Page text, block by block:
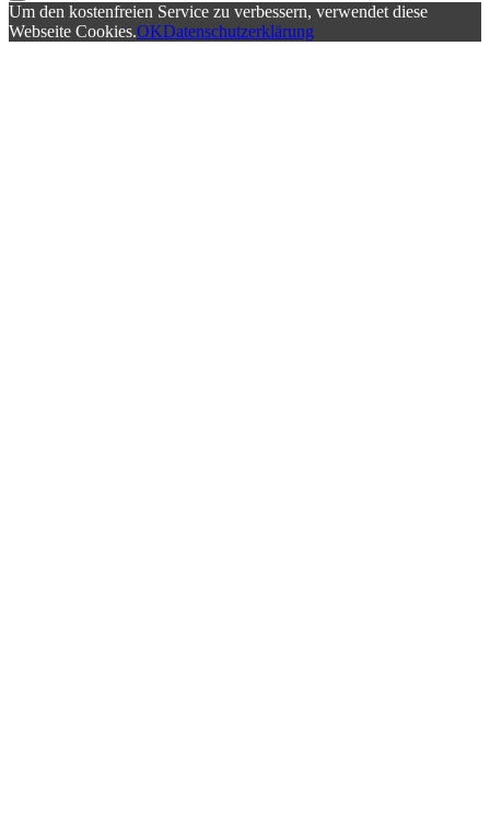
Um den kostenfreien Service zu verbessern, verwendet diese
Webseite Cookies.OKDatenschutzerklärung